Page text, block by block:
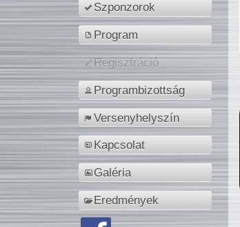
Szponzorok
Program
Regisztráció
Programbizottság
Versenyhelyszín
Kapcsolat
Galéria
Eredmények